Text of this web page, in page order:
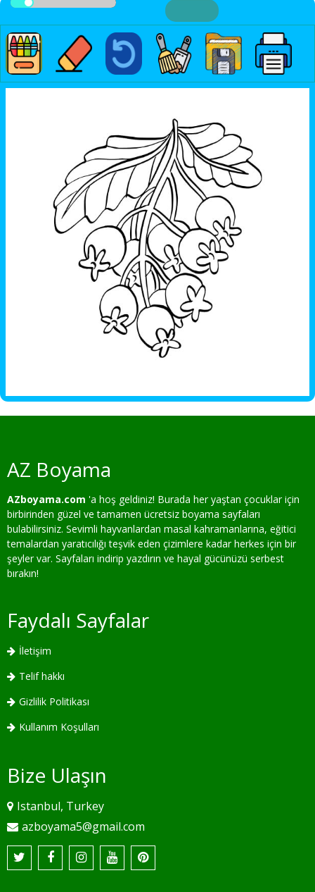
AZ Boyama
AZboyama.com 'a hoş geldiniz! Burada her yaştan çocuklar için
birbirinden güzel ve tamamen ücretsiz boyama sayfaları
bulabilirsiniz. Sevimli hayvanlardan masal kahramanlarına, eğitici
temalardan yaratıcılığı teşvik eden çizimlere kadar herkes için bir
şeyler var. Sayfaları indirip yazdırın ve hayal gücünüzü serbest
bırakın!
Faydalı Sayfalar
İletişim
Telif hakkı
Gizlilik Politikası
Kullanım Koşulları
Bize Ulaşın
Istanbul, Turkey
azboyama5@gmail.com